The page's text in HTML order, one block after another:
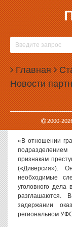
Главная
Новости
2000-
30.09.2022, 15:35
ФСБ
В Свердловской
подозревают в
Каксообщает
взорвать
Стриганово».
«В отношении
признакам
(«Диверсия»).
необходимые
уголовного
разглашаются.
задержании
региональном